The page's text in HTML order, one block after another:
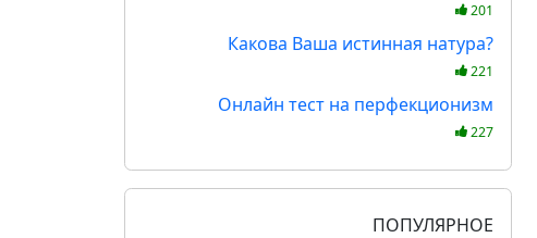
201
Какова Ваша истинная натура?
221
Онлайн тест на перфекционизм
227
ПОПУЛЯРНОЕ